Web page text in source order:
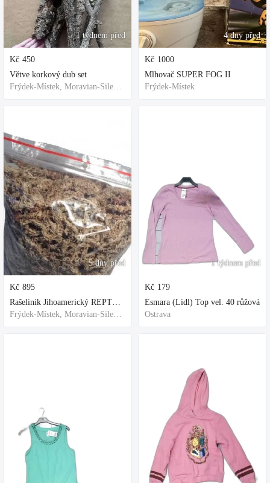
1 týdnem před
Kč 450
Větve korkový dub set
Frýdek-Místek, Moravian-Silesian Region,Others
5 dny před
Kč 895
Rašelinik Jihoamerický REPTER - 5 balení - 500g -
Frýdek-Místek, Moravian-Silesian Region,Others
4 dny před
Kč 1000
Mlhovač SUPER FOG II
Frýdek-Místek
1 týdnem před
Kč 179
Esmara (Lidl) Top vel. 40 růžová
Ostrava